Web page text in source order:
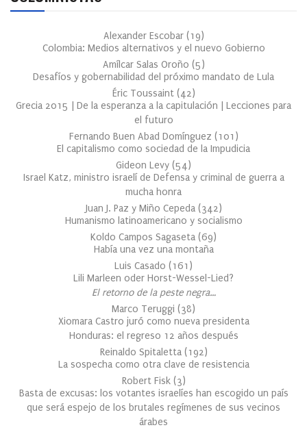
Alexander Escobar (19)
Colombia: Medios alternativos y el nuevo Gobierno
Amílcar Salas Oroño (5)
Desafíos y gobernabilidad del próximo mandato de Lula
Éric Toussaint (42)
Grecia 2015 | De la esperanza a la capitulación | Lecciones para
el futuro
Fernando Buen Abad Domínguez (101 )
El capitalismo como sociedad de la Impudicia
Gideon Levy (54)
Israel Katz, ministro israelí de Defensa y criminal de guerra a
mucha honra
Juan J. Paz y Miño Cepeda (342)
Humanismo latinoamericano y socialismo
Koldo Campos Sagaseta (69)
Había una vez una montaña
Luis Casado (161 )
Lili Marleen oder Horst-Wessel-Lied?
El retorno de la peste negra…
Marco Teruggi (38)
Xiomara Castro juró como nueva presidenta
Honduras: el regreso 12 años después
Reinaldo Spitaletta (192)
La sospecha como otra clave de resistencia
Robert Fisk (3)
Basta de excusas: los votantes israelíes han escogido un país
que será espejo de los brutales regímenes de sus vecinos
árabes